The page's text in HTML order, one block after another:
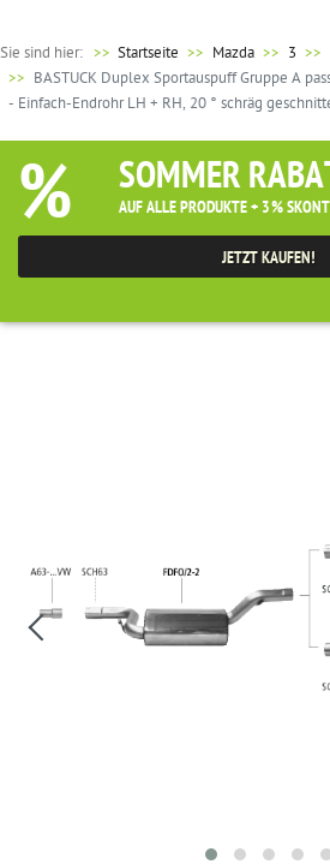
Sie sind hier: >> Startseite Mazda 3
BASTUCK Duplex Sportauspuff Gruppe A
- Einfach-Endrohr LH + RH, 20 ° schräg
% SOMMER
AUF ALLE PRODUKTE + 3%
JETZT KAUFEN!